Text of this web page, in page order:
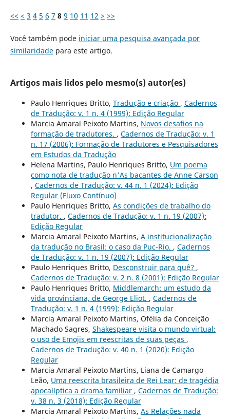
<< < 3 4 5 6 7 8 9 10 11 12 > >>
Você também pode iniciar uma pesquisa avançada por
similaridadepara este artigo.
Artigos mais lidos pelo mesmo(s) autor(es)
Paulo Henriques Britto, Tradução e criação , Cadernos
de Tradução: v. 1 n. 4 (1999): Edição Regular
Marcia Amaral Peixoto Martins, Novos desafios na
formação de tradutores. , Cadernos de Tradução: v. 1
n. 17 (2006): Formação de Tradutores e Pesquisadores
em Estudos da Tradução
Helena Martins, Paulo Henriques Britto, Um poema
como nota de tradução n'As bacantes de Anne Carson
, Cadernos de Tradução: v. 44 n. 1 (2024): Edição
Regular (Fluxo Contínuo)
Paulo Henriques Britto, As condições de trabalho do
tradutor. , Cadernos de Tradução: v. 1 n. 19 (2007):
Edição Regular
Marcia Amaral Peixoto Martins, A institucionalização
da tradução no Brasil: o caso da Puc-Rio. , Cadernos
de Tradução: v. 1 n. 19 (2007): Edição Regular
Paulo Henriques Britto, Desconstruir para quê? ,
Cadernos de Tradução: v. 2 n. 8 (2001): Edição Regular
Paulo Henriques Britto, Middlemarch: um estudo da
vida provinciana, de George Eliot. , Cadernos de
Tradução: v. 1 n. 4 (1999): Edição Regular
Marcia Amaral Peixoto Martins, Ofélia da Conceição
Machado Sagres, Shakespeare visita o mundo virtual:
o uso de Emojis em reescritas de suas peças ,
Cadernos de Tradução: v. 40 n. 1 (2020): Edição
Regular
Marcia Amaral Peixoto Martins, Liana de Camargo
Leão, Uma reescrita brasileira de Rei Lear: de tragédia
apocalíptica a drama familiar , Cadernos de Tradução:
v. 38 n. 3 (2018): Edição Regular
Marcia Amaral Peixoto Martins, As Relações nada